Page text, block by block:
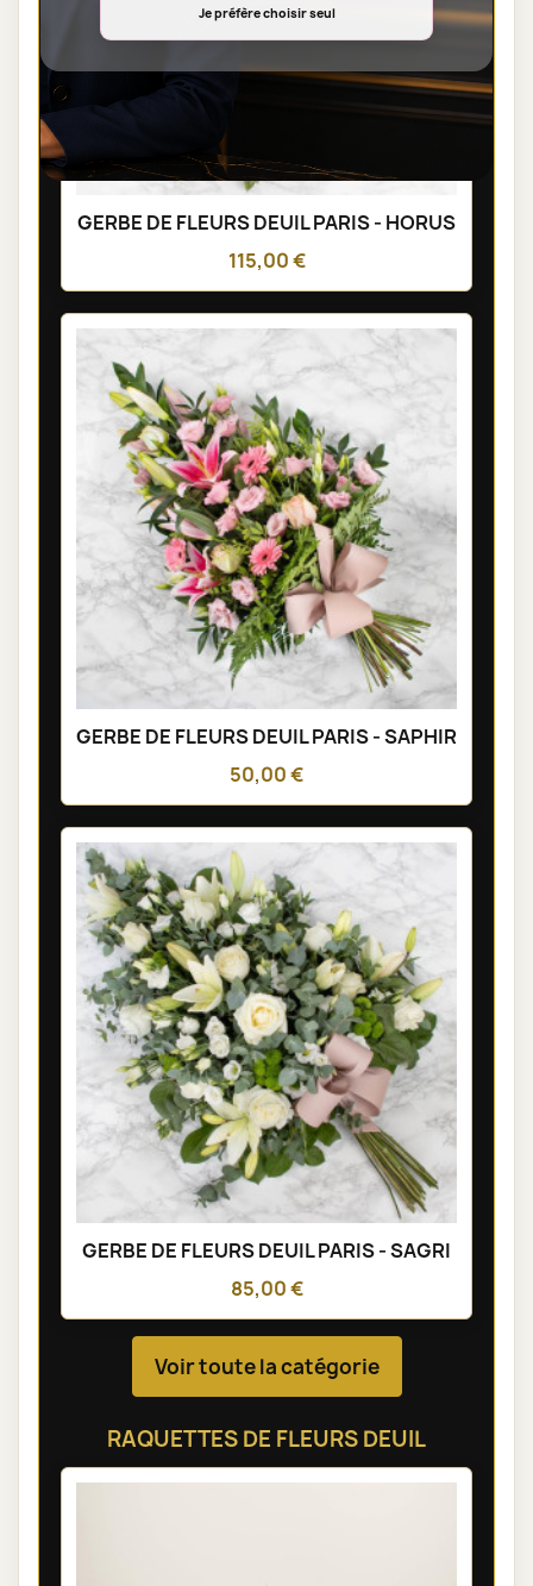
GERBE DE FLEURS DEUIL PARIS - HORUS
115,00 €
GERBE DE FLEURS DEUIL PARIS - SAPHIR
50,00 €
GERBE DE FLEURS DEUIL PARIS - SAGRI
85,00 €
Voir toute la catégorie
RAQUETTES DE FLEURS DEUIL
Je préfère choisir seul